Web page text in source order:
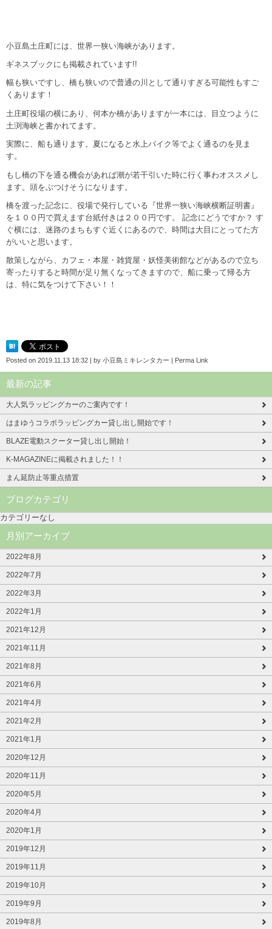
小豆島土庄町には、世界一狭い海峡があります。
ギネスブックにも掲載されています!!
幅も狭いですし、橋も狭いので普通の川として通りすぎる可能性もすご
くあります！
土庄町役場の横にあり、何本か橋がありますが一本には、目立つように
土渕海峡と書かれてます。
実際に、船も通ります。夏になると水上バイク等でよく通るのを見ま
す。
もし橋の下を通る機会があれば潮が若干引いた時に行く事わオススメし
ます。頭をぶつけそうになります。
橋を渡った記念に、役場で発行している『世界一狭い海峡横断証明書』
を１００円で買えます台紙付きは２００円です。 記念にどうですか？ す
ぐ横には、迷路のまちもすぐ近くにあるので、時間は大目にとってた方
がいいと思います。
散策しながら、カフェ・本屋・雑貨屋・妖怪美術館などがあるので立ち
寄ったりすると時間が足り無くなってきますので、船に乗って帰る方
は、特に気をつけて下さい！！
Posted on 2019.11.13 18:32 | by 小豆島ミキレンタカー | Perma Link
最新の記事
大人気ラッピングカーのご案内です！
はまゆうコラボラッピングカー貸し出し開始です！
BLAZE電動スクーター貸し出し開始！
K-MAGAZINEに掲載されました！！
まん延防止等重点措置
ブログカテゴリ
カテゴリーなし
月別アーカイブ
2022年8月
2022年7月
2022年3月
2022年1月
2021年12月
2021年11月
2021年8月
2021年6月
2021年4月
2021年2月
2021年1月
2020年12月
2020年11月
2020年5月
2020年4月
2020年1月
2019年12月
2019年11月
2019年10月
2019年9月
2019年8月